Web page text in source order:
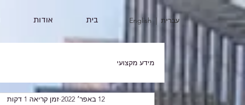
בית אודות English | עברית
מידע מקצועי
12 באפר׳ 2022 זמן קריאה 1 דקות